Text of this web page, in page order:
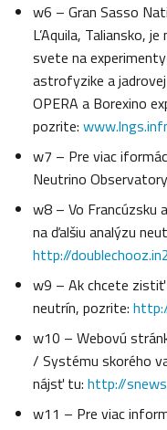
w6 – Gran Sasso
L’Aquila, Taliansko,
svete na
astrofyzike a
OPERA a Borexino
pozrite:
w7 – Pre viac
Neutrino
w8 – Vo Francúzsku
na ďalšiu analýzu
http://
w9 – Ak chcete zistiť
neutrín, pozrite:
w10 – Webovú
/ Systému skorého
nájsť tu: http://
w11 – Pre viac